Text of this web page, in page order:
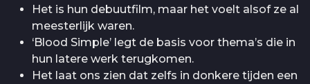
Het is hun debuutfilm, maar het voelt alsof ze al
meesterlijk waren.
‘Blood Simple’ legt de basis voor thema’s die in
hun latere werk terugkomen.
Het laat ons zien dat zelfs in donkere tijden een